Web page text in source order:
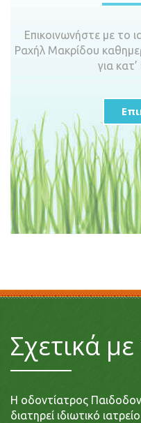
Επικοινωνήστε με το
Ραχήλ Μακρίδου
για
Σχετικά
Η οδοντίατρος
διατηρεί ιδιωτικό